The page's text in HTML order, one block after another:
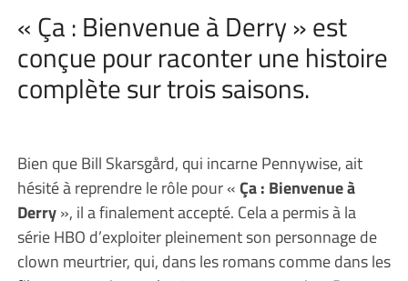
« Ça : Bienvenue à Derry » est
conçue pour raconter une histoire
complète sur trois saisons.
Bien que Bill Skarsgård, qui incarne Pennywise, ait
hésité à reprendre le rôle pour «Ça : Bienvenue à
Derry», il a finalement accepté. Cela a permis à la
série HBO d’exploiter pleinement son personnage de
clown meurtrier, qui, dans les romans comme dans les